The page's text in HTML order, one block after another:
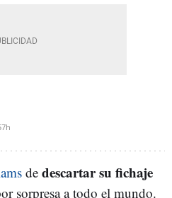
de descartar su fichaje
sorpresa a todo el mundo.